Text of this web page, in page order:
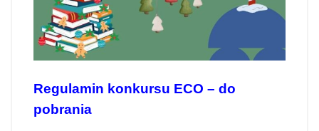
Regulamin konkursu ECO – do
pobrania